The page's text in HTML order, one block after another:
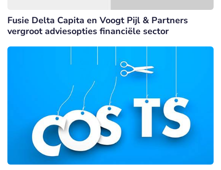
Fusie Delta Capita en Voogt Pijl & Partners
vergroot adviesopties financiële sector